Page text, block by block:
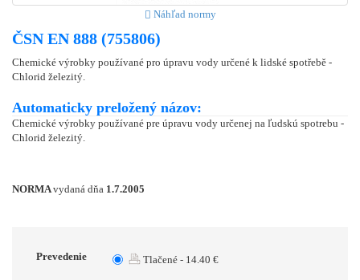
Náhľad normy
ČSN EN 888 (755806)
Chemické výrobky používané pro úpravu vody určené k lidské spotřebě -
Chlorid železitý.
Automaticky preložený názov:
Chemické výrobky používané pre úpravu vody určenej na ľudskú spotrebu -
Chlorid železitý.
NORMAvydaná dňa 1.7.2005
Prevedenie Tlačené - 14.40 €